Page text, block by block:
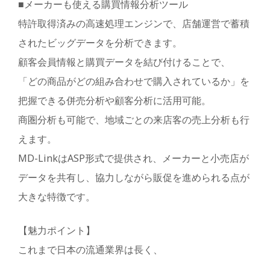
■メーカーも使える購買情報分析ツール
特許取得済みの高速処理エンジンで、店舗運営で蓄積
されたビッグデータを分析できます。
顧客会員情報と購買データを結び付けることで、
「どの商品がどの組み合わせで購入されているか」を
把握できる併売分析や顧客分析に活用可能。
商圏分析も可能で、地域ごとの来店客の売上分析も行
えます。
MD-LinkはASP形式で提供され、メーカーと小売店が
データを共有し、協力しながら販促を進められる点が
大きな特徴です。
【魅力ポイント】
これまで日本の流通業界は長く、